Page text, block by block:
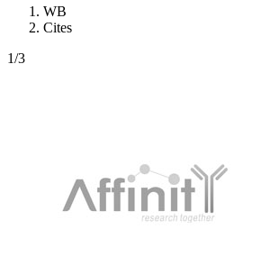
WB
Cites
1/3